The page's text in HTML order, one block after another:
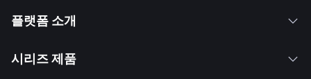
플랫폼 소개
시리즈 제품